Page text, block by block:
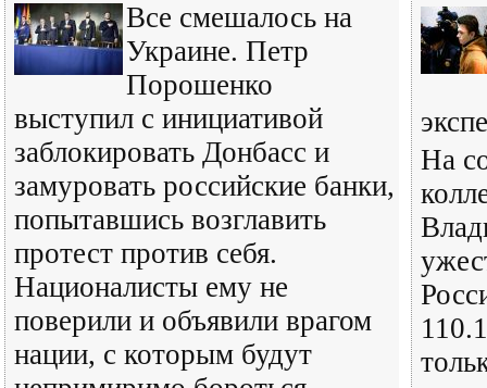
Все смешалось на
Украине. Петр
Порошенко
выступил с инициативой
заблокировать Донбасс и
замуровать российские банки,
попытавшись возглавить
протест против себя.
Националисты ему не
поверили и объявили врагом
нации, с которым будут
На